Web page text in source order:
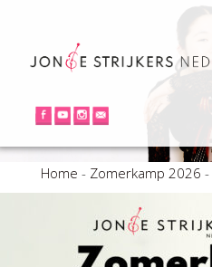
Home - Zomerkamp 2026 -